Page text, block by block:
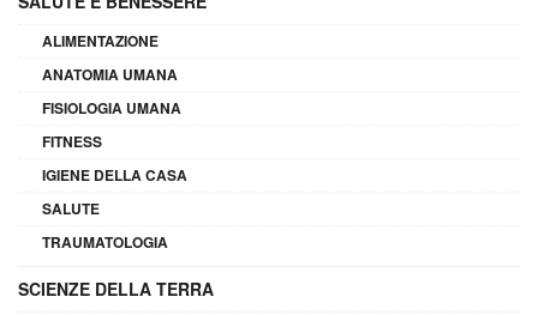
ALIMENTAZIONE
ANATOMIA UMANA
FISIOLOGIA UMANA
FITNESS
IGIENE DELLA CASA
SALUTE
TRAUMATOLOGIA
SCIENZE DELLA TERRA